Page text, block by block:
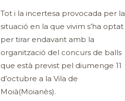
Tot i la incertesa provocada per la
situació en la que vivim s’ha optat
per tirar endavant amb la
organització del concurs de balls
que està previst pel diumenge 11
d’octubre a la Vila de
Moià(Moianès).